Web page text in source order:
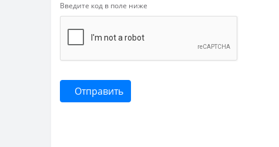
Введите код в поле ниже
Отправить